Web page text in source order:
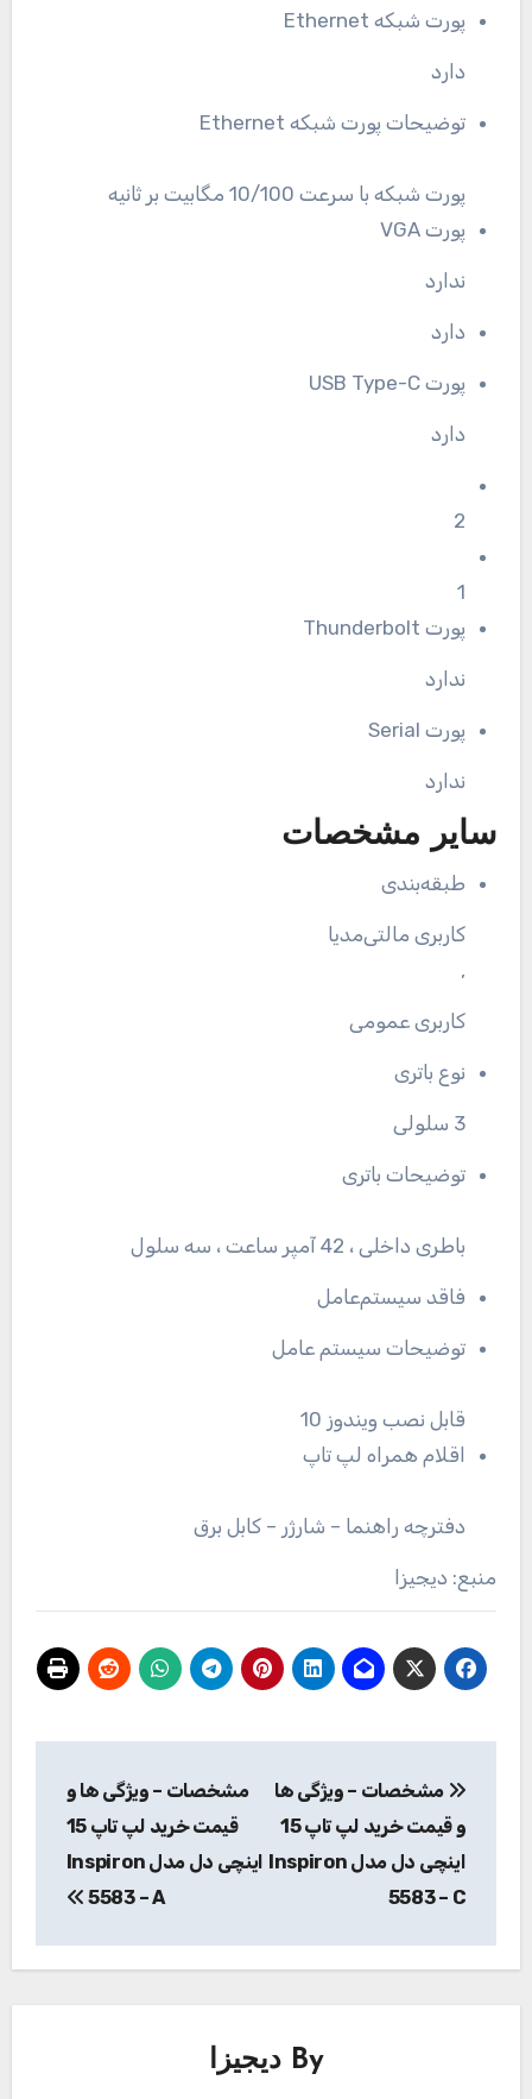
پورت شبکه Ethernet
دارد
توضیحات پورت شبکه Ethernet
پورت شبکه با سرعت 10/100 مگابیت بر ثانیه
پورت VGA
ندارد
دارد
پورت USB Type-C
دارد
2
1
پورت Thunderbolt
ندارد
پورت Serial
ندارد
سایر مشخصات
طبقه‌بندی
کاربری مالتی‌مدیا
,
کاربری عمومی
نوع باتری
3 سلولی
توضیحات باتری
باطری داخلی ، 42 آمپر ساعت ، سه سلول
فاقد سیستم‌عامل
توضیحات سیستم عامل
قابل نصب ویندوز 10
اقلام همراه لپ تاپ
دفترچه راهنما – شارژر – کابل برق
منبع: دیجیزا
نوشته
مشخصات – ویژگی ها
و قیمت خرید لپ تاپ 15
اینچی دل مدل Inspiron
5583 – C
مشخصات – ویژگی ها و
قیمت خرید لپ تاپ 15
اینچی دل مدل Inspiron
5583 – A
By دیجیزا